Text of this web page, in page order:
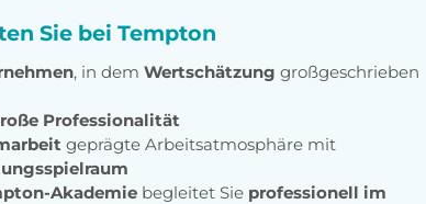
Sie bei Tempton
, in dem Wertschätzung großgeschrieben
Professionalität
geprägte Arbeitsatmosphäre mit
Akademie begleitet Sie professionell im